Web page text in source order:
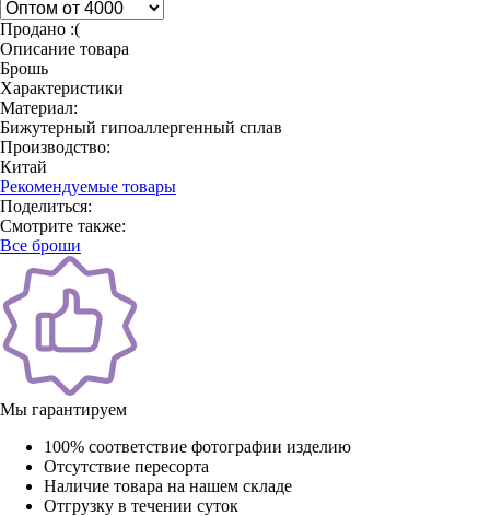
Продано :(
Описание товара
Брошь
Характеристики
Материал:
Бижутерный гипоаллергенный сплав
Производство:
Китай
Рекомендуемые товары
Поделиться:
Смотрите также:
Все броши
Мы гарантируем
100% соответствие фотографии изделию
Отсутствие пересорта
Наличие товара на нашем складе
Отгрузку в течении суток